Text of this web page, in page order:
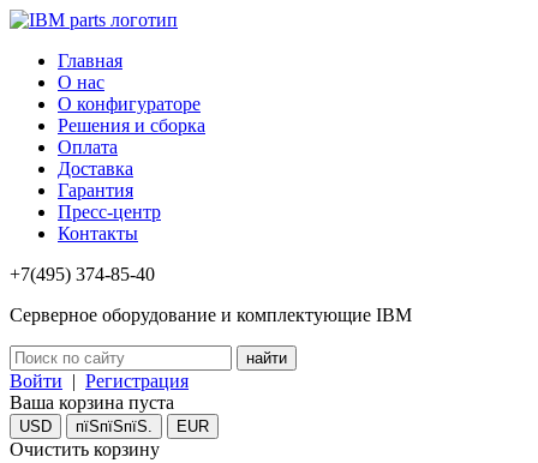
Главная
О нас
О конфигураторе
Решения и сборка
Оплата
Доставка
Гарантия
Пресс-центр
Контакты
+7(495) 374-85-40
Серверное оборудование и комплектующие IBM
Войти | Регистрация
Ваша корзина пуста
USD пїЅпїЅпїЅ. EUR
Очистить корзину